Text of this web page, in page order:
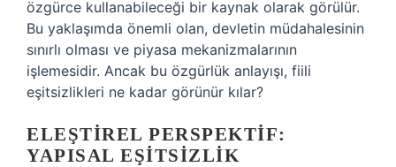
özgürce kullanabileceği bir kaynak olarak görülür.
Bu yaklaşımda önemli olan, devletin müdahalesinin
sınırlı olması ve piyasa mekanizmalarının
işlemesidir. Ancak bu özgürlük anlayışı, fiili
eşitsizlikleri ne kadar görünür kılar?
ELEŞTIREL PERSPEKTIF:
YAPISAL EŞITSIZLIK